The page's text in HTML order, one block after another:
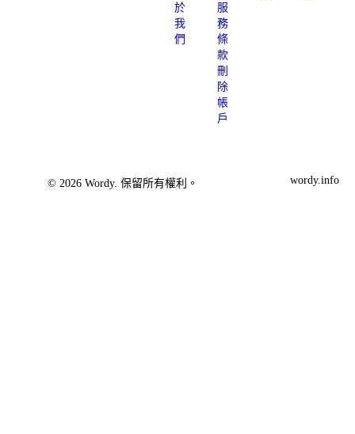
於
我
們
服
務
條
款
刪
除
帳
戶
© 2026 Wordy. 保留所有權利。 wordy.info